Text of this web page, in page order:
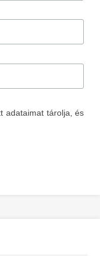
adataimat tárolja, és